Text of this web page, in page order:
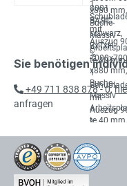
Sie benötigen
+49 711 838 878 - 0,
anfragen